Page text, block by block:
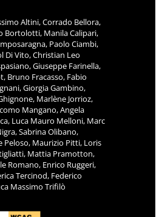
Altini, Corrado Bellora,
Bortolotti, Manila Calipari,
Paolo Ciambi,
Di Vito, Christian Leo
Giuseppe Farinella,
Bruno Fracasso, Fabio
Giorgia Gambino,
Marlène Jorrioz,
Mangano, Angela
Luca Mauro Melloni, Marc
Sabrina Olibano,
Peloso, Maurizio Pitti, Loris
Mattia Pramotton,
Romano, Enrico Ruggeri,
Tercinod, Federico
Massimo Trifilò